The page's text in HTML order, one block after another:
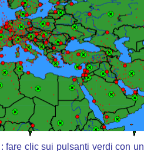
fare clic sui pulsanti verdi con